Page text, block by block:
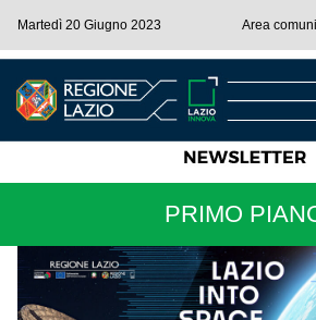
Martedì 20 Giugno 2023 Area
PRIMO